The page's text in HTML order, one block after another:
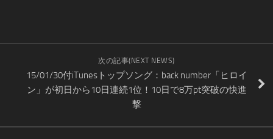
次の記事(NEXT NEWS)
15/01/30付iTunesトップソング：back number「ヒロイ
ン」が初日から10日連続1位！10日で8万pt突破の快進
撃